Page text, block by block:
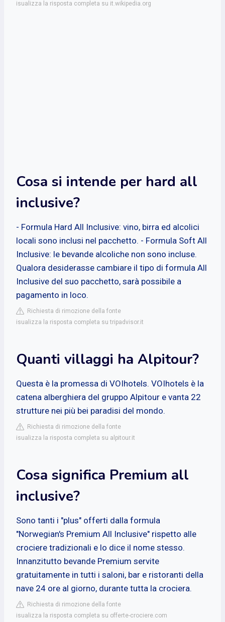
isualizza la risposta completa su it.wikipedia.org
Cosa si intende per hard all
inclusive?
- Formula Hard All Inclusive: vino, birra ed alcolici
locali sono inclusi nel pacchetto. - Formula Soft All
Inclusive: le bevande alcoliche non sono incluse.
Qualora desiderasse cambiare il tipo di formula All
Inclusive del suo pacchetto, sarà possibile a
pagamento in loco.
Richiesta di rimozione della fonte
isualizza la risposta completa su tripadvisor.it
Quanti villaggi ha Alpitour?
Questa è la promessa di VOIhotels. VOIhotels è la
catena alberghiera del gruppo Alpitour e vanta 22
strutture nei più bei paradisi del mondo.
Richiesta di rimozione della fonte
isualizza la risposta completa su alpitour.it
Cosa significa Premium all
inclusive?
Sono tanti i "plus" offerti dalla formula
"Norwegian's Premium All Inclusive" rispetto alle
crociere tradizionali e lo dice il nome stesso.
Innanzitutto bevande Premium servite
gratuitamente in tutti i saloni, bar e ristoranti della
nave 24 ore al giorno, durante tutta la crociera.
Richiesta di rimozione della fonte
isualizza la risposta completa su offerte-crociere.com